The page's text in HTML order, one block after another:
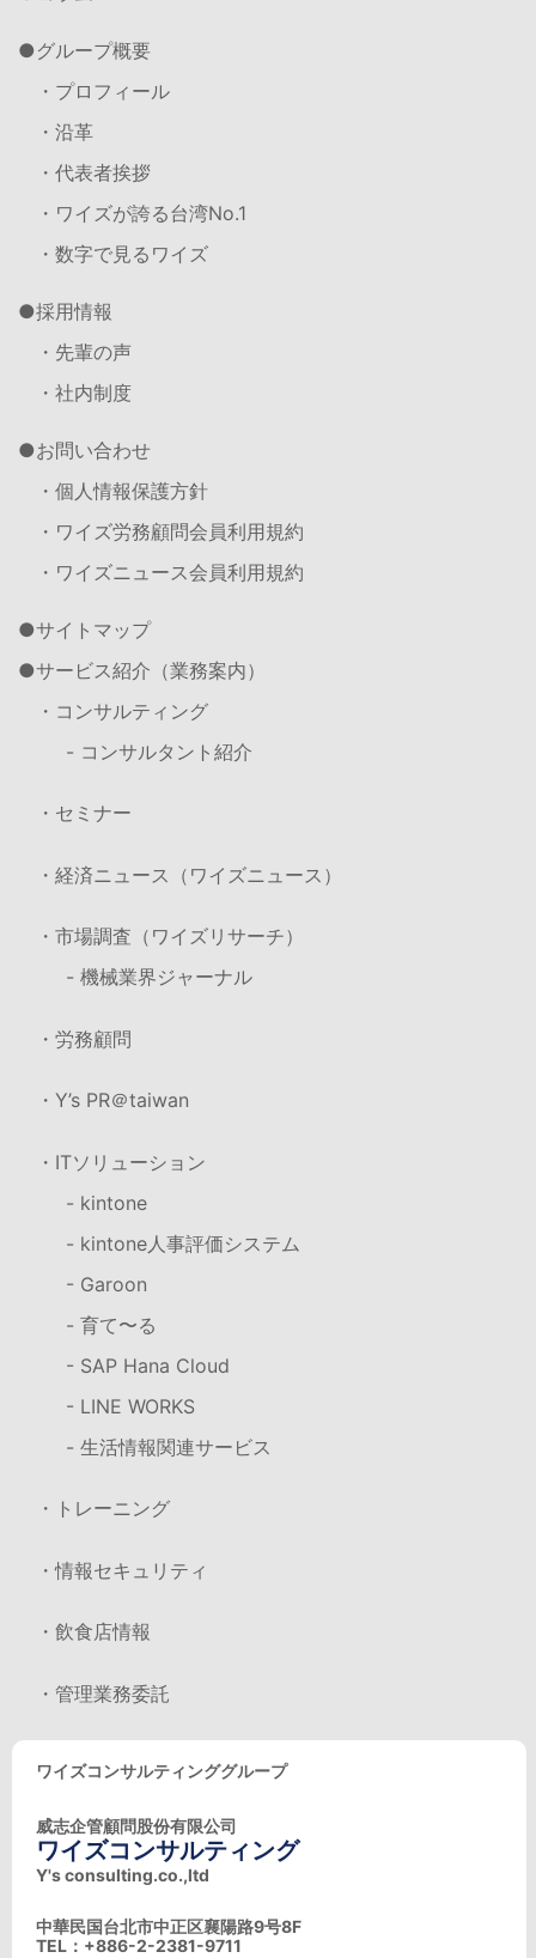
グループ概要
・プロフィール
・沿革
・代表者挨拶
・ワイズが誇る台湾No.1
・数字で見るワイズ
採用情報
・先輩の声
・社内制度
お問い合わせ
・個人情報保護方針
・ワイズ労務顧問会員利用規約
・ワイズニュース会員利用規約
サイトマップ
サービス紹介（業務案内）
・コンサルティング
- コンサルタント紹介
・セミナー
・経済ニュース（ワイズニュース）
・市場調査（ワイズリサーチ）
- 機械業界ジャーナル
・労務顧問
・Y’s PR＠taiwan
・ITソリューション
- kintone
- kintone人事評価システム
- Garoon
- 育て〜る
- SAP Hana Cloud
- LINE WORKS
- 生活情報関連サービス
・トレーニング
・情報セキュリティ
・飲食店情報
・管理業務委託
ワイズコンサルティンググループ
威志企管顧問股份有限公司
ワイズコンサルティング
Y's consulting.co.,ltd
中華民国台北市中正区襄陽路9号8F
TEL：+886-2-2381-9711